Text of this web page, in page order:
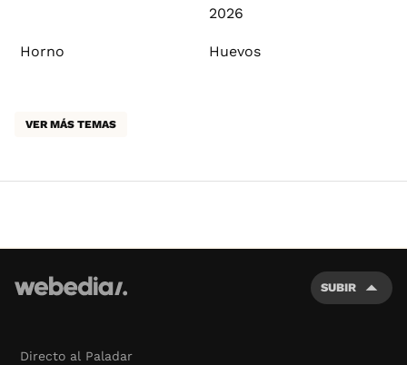
2026
Horno Huevos
VER MÁS TEMAS
SUBIR
Directo al Paladar